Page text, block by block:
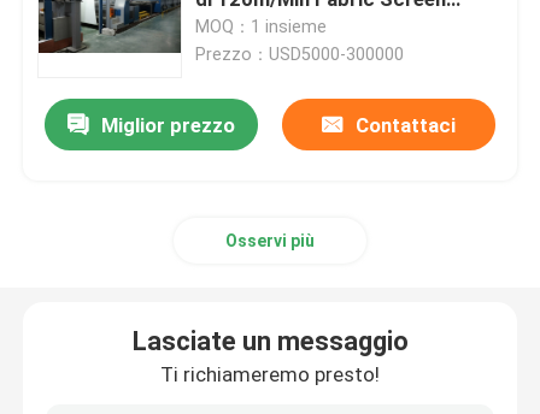
Macchina della struttura dello stenditoio
apparecchio di tintura del tessuto
rifinitrice dello stenter
Printing Machine
MOQ：1 insieme
Prezzo：USD5000-300000
Miglior prezzo Contattaci
Osservi più
Lasciate un messaggio
Ti richiameremo presto!